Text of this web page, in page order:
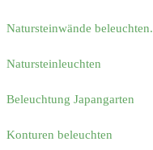
Natursteinwände beleuchten.
Natursteinleuchten
Beleuchtung Japangarten
Konturen beleuchten